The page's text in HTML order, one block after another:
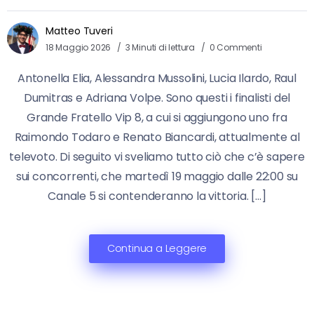
Matteo Tuveri
18 Maggio 2026 3 Minuti di lettura 0 Commenti
Antonella Elia, Alessandra Mussolini, Lucia Ilardo, Raul
Dumitras e Adriana Volpe. Sono questi i finalisti del
Grande Fratello Vip 8, a cui si aggiungono uno fra
Raimondo Todaro e Renato Biancardi, attualmente al
televoto. Di seguito vi sveliamo tutto ciò che c’è sapere
sui concorrenti, che martedì 19 maggio dalle 22:00 su
Canale 5 si contenderanno la vittoria. […]
Continua a Leggere